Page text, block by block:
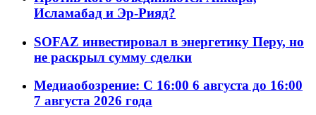
Исламабад и Эр-Рияд?
SOFAZ инвестировал в энергетику Перу, но
не раскрыл сумму сделки
Медиаобозрение: С 16:00 6 августа до 16:00
7 августа 2026 года